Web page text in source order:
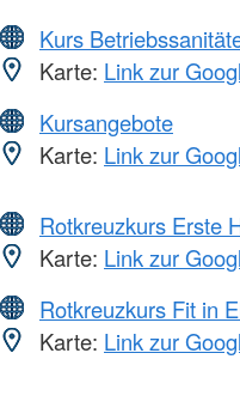
Kurs
Karte: Link zur
Kursangebote
Karte: Link zur
Rotkreuzkurs Erste
Karte: Link zur
Rotkreuzkurs Fit in
Karte: Link zur